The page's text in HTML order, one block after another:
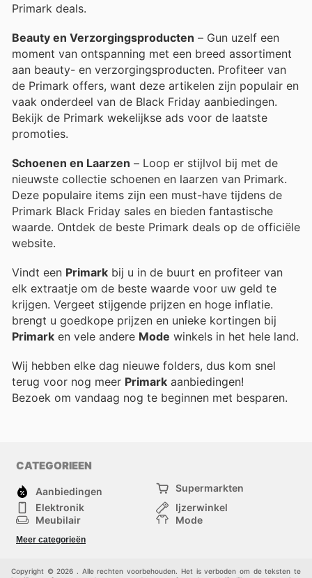
Primark deals.
Beauty en Verzorgingsproducten – Gun uzelf een
moment van ontspanning met een breed assortiment
aan beauty- en verzorgingsproducten. Profiteer van
de Primark offers, want deze artikelen zijn populair en
vaak onderdeel van de Black Friday aanbiedingen.
Bekijk de Primark wekelijkse ads voor de laatste
promoties.
Schoenen en Laarzen – Loop er stijlvol bij met de
nieuwste collectie schoenen en laarzen van Primark.
Deze populaire items zijn een must-have tijdens de
Primark Black Friday sales en bieden fantastische
waarde. Ontdek de beste Primark deals op de officiële
website.
Vindt een Primark bij u in de buurt en profiteer van
elk extraatje om de beste waarde voor uw geld te
krijgen. Vergeet stijgende prijzen en hoge inflatie.
brengt u goedkope prijzen en unieke kortingen bij
Primark en vele andere Mode winkels in het hele land.
Wij hebben elke dag nieuwe folders, dus kom snel
terug voor nog meer Primark aanbiedingen!
Bezoek om vandaag nog te beginnen met besparen.
CATEGORIEEN
Aanbiedingen
Supermarkten
Elektronik
Ijzerwinkel
Meubilair
Mode
Schoonheid
Meer categorieën
Copyright © 2026 . Alle rechten voorbehouden. Het is verboden om de teksten te